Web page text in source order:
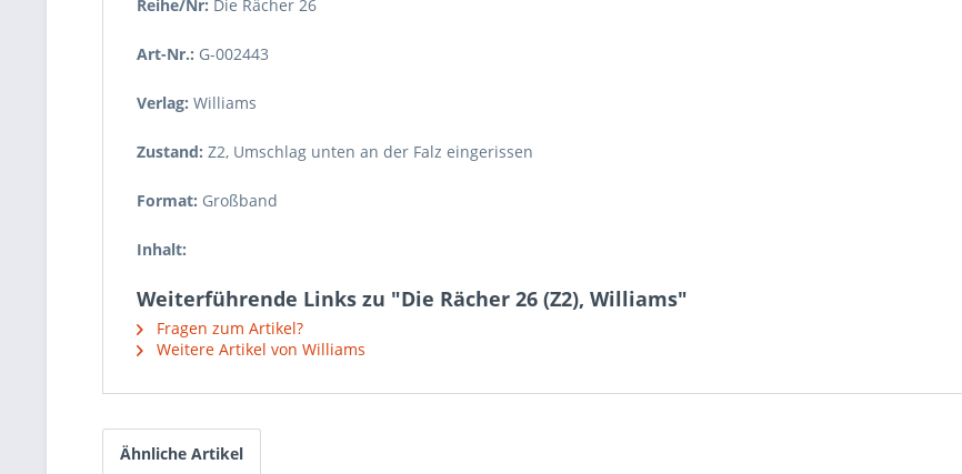
Reihe/Nr: Die Rächer 26
Art-Nr.: G-002443
Verlag: Williams
Zustand: Z2, Umschlag unten an der Falz eingerissen
Format: Großband
Inhalt:
Weiterführende Links zu "Die Rächer 26 (Z2), Williams"
Fragen zum Artikel?
Weitere Artikel von Williams
Ähnliche Artikel